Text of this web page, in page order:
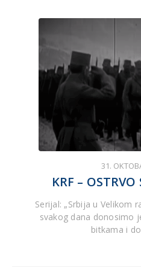
31.
KRF – OSTRVO
Serijal: „Srbija u Velikom
svakog dana donosimo
bitkama i